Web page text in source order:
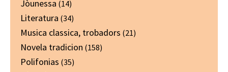
Jòunessa (14)
Literatura (34)
Musica classica, trobadors (21)
Novela tradicion (158)
Polifonias (35)